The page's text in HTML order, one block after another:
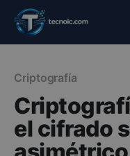
Criptografía
el cifrado